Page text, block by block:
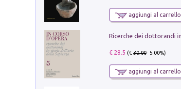
aggiungi al carrello
€ 28.5 (€30.00- 5.00%)
aggiungi al carrello